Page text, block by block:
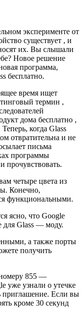
эксперименте от
существует , и
их. Вы слышали
Новое решение
программа,
бесплатно.
время ищет
термин ,
дома бесплатно ,
когда Glass
отвратительна и не
письма
программы
прочувствовать.
четыре цвета из
Конечно,
функциональными.
ясно, что Google
для Glass — моду.
а также порты
получить
855 —
уже узнали о утечке
приглашение. Если вы
кроме 30 секунд